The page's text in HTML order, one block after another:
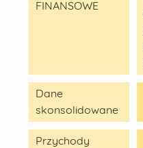
FINANSOWE
Dane
skonsolidowane
Przychody